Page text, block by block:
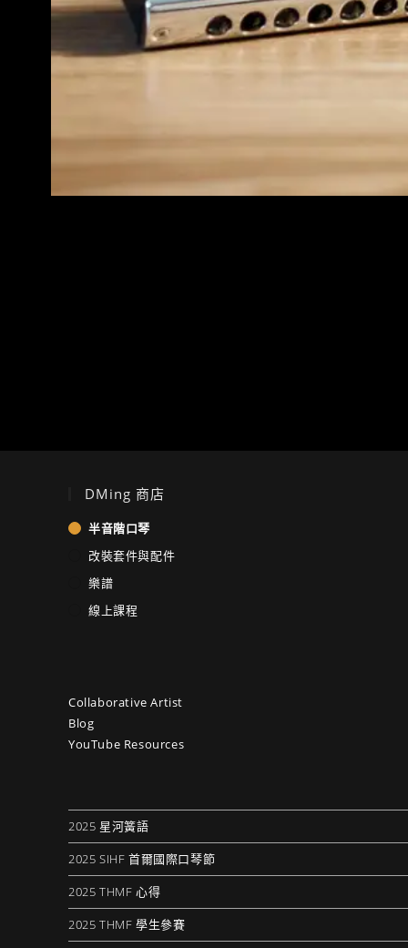
DMing 商店
半音階口琴
改裝套件與配件
樂譜
線上課程
Collaborative Artist
Blog
YouTube Resources
2025 星河簧語
2025 SIHF 首爾國際口琴節
2025 THMF 心得
2025 THMF 學生參賽